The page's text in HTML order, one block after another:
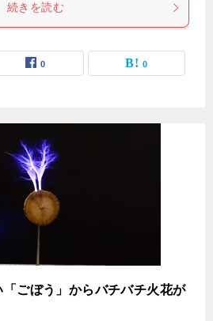
続きを読む
0 0
「ごぼう」からバチバチ火花が